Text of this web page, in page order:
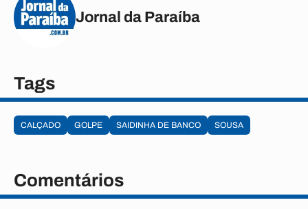
Jornal da Paraíba
Tags
CALÇADO GOLPE SAIDINHA DE BANCO SOUSA
Comentários